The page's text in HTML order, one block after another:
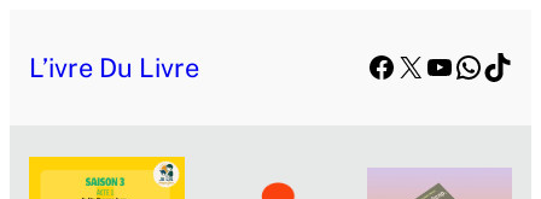
L’ivre Du Livre Facebook
X YouTube